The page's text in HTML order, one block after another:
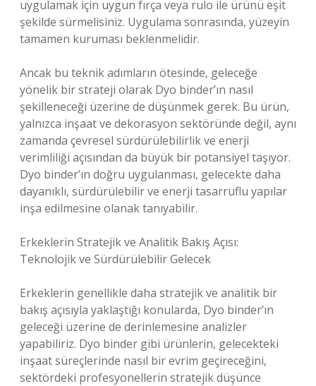
uygulamak için uygun fırça veya rulo ile ürünü eşit
şekilde sürmelisiniz. Uygulama sonrasında, yüzeyin
tamamen kuruması beklenmelidir.
Ancak bu teknik adımların ötesinde, geleceğe
yönelik bir strateji olarak Dyo binder’ın nasıl
şekilleneceği üzerine de düşünmek gerek. Bu ürün,
yalnızca inşaat ve dekorasyon sektöründe değil, aynı
zamanda çevresel sürdürülebilirlik ve enerji
verimliliği açısından da büyük bir potansiyel taşıyor.
Dyo binder’ın doğru uygulanması, gelecekte daha
dayanıklı, sürdürülebilir ve enerji tasarruflu yapılar
inşa edilmesine olanak tanıyabilir.
Erkeklerin Stratejik ve Analitik Bakış Açısı:
Teknolojik ve Sürdürülebilir Gelecek
Erkeklerin genellikle daha stratejik ve analitik bir
bakış açısıyla yaklaştığı konularda, Dyo binder’ın
geleceği üzerine de derinlemesine analizler
yapabiliriz. Dyo binder gibi ürünlerin, gelecekteki
inşaat süreçlerinde nasıl bir evrim geçireceğini,
sektördeki profesyonellerin stratejik düşünce